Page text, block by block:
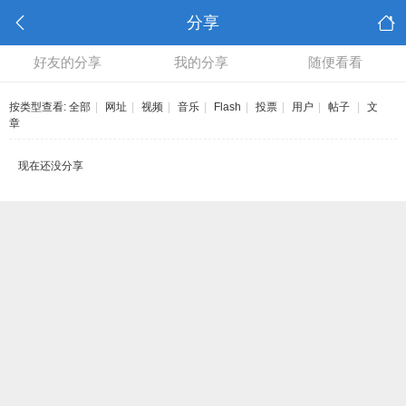
分享
好友的分享 我的分享 随便看看
按类型查看: 全部 网址 视频 音乐 Flash 投票 用户 帖子
文
章
现在还没分享